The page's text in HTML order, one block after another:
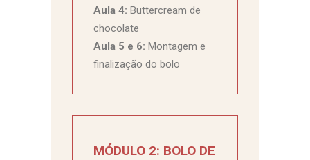
Aula 4: Buttercream de
chocolate
Aula 5 e 6: Montagem e
finalização do bolo
MÓDULO 2: BOLO DE